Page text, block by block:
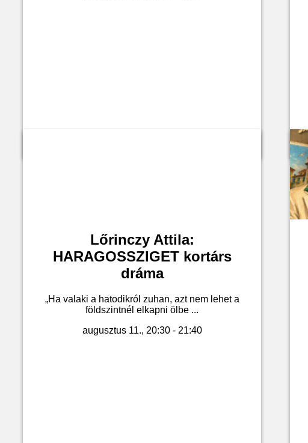
Lőrinczy Attila:
HARAGOSSZIGET kortárs
dráma
„Ha valaki a hatodikról zuhan, azt nem lehet a
földszintnél elkapni ölbe ...
augusztus 11., 20:30 - 21:40